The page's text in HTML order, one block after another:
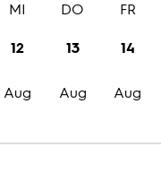
12
Aug
MI
13
Aug
DO
14
Aug
FR